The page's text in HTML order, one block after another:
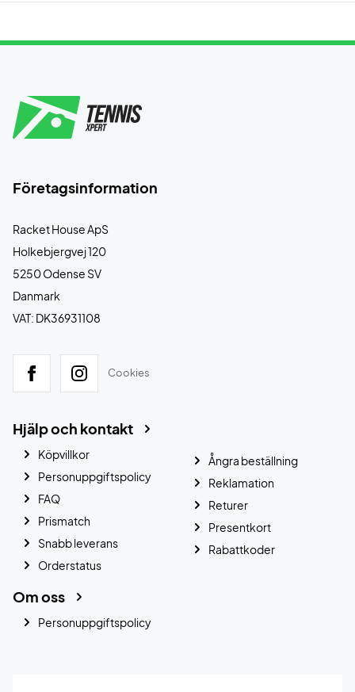
Företagsinformation
Racket House ApS
Holkebjergvej 120
5250 Odense SV
Danmark
VAT: DK36931108
Cookies
Hjälp och kontakt
Köpvillkor
Personuppgiftspolicy
FAQ
Prismatch
Snabb leverans
Orderstatus
Ångra beställning
Reklamation
Returer
Presentkort
Rabattkoder
Om oss
Personuppgiftspolicy